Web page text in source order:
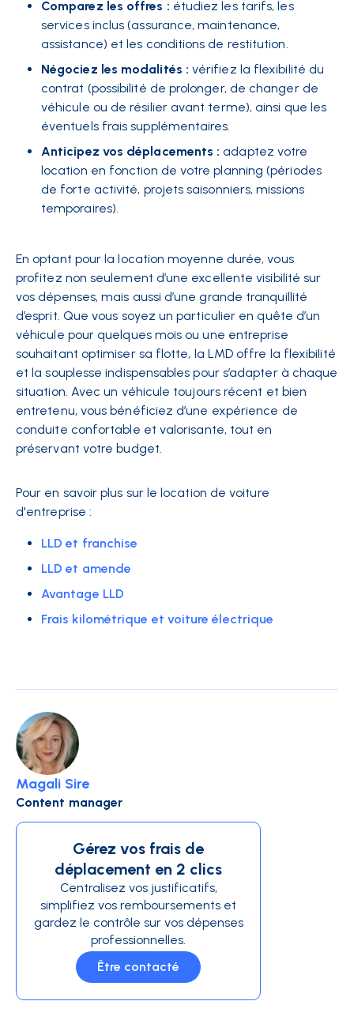
Comparez les offres : étudiez les tarifs, les
services inclus (assurance, maintenance,
assistance) et les conditions de restitution.
Négociez les modalités : vérifiez la flexibilité du
contrat (possibilité de prolonger, de changer de
véhicule ou de résilier avant terme), ainsi que les
éventuels frais supplémentaires.
Anticipez vos déplacements : adaptez votre
location en fonction de votre planning (périodes
de forte activité, projets saisonniers, missions
temporaires).
En optant pour la location moyenne durée, vous
profitez non seulement d’une excellente visibilité sur
vos dépenses, mais aussi d’une grande tranquillité
d’esprit. Que vous soyez un particulier en quête d’un
véhicule pour quelques mois ou une entreprise
souhaitant optimiser sa flotte, la LMD offre la flexibilité
et la souplesse indispensables pour s’adapter à chaque
situation. Avec un véhicule toujours récent et bien
entretenu, vous bénéficiez d’une expérience de
conduite confortable et valorisante, tout en
préservant votre budget.
Pour en savoir plus sur le location de voiture
d'entreprise :
LLD et franchise
LLD et amende
Avantage LLD
Frais kilométrique et voiture électrique
Magali Sire
Content manager
Gérez vos frais de
déplacement en 2 clics
Centralisez vos justificatifs,
simplifiez vos remboursements et
gardez le contrôle sur vos dépenses
professionnelles.
Être contacté